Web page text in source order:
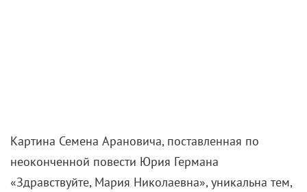
Картина Семена Арановича, поставленная по
неоконченной повести Юрия Германа
«Здравствуйте, Мария Николаевна», уникальна тем,